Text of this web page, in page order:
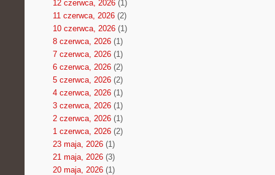
12 czerwca, 2026(1)
11 czerwca, 2026(2)
10 czerwca, 2026(1)
8 czerwca, 2026(1)
7 czerwca, 2026(1)
6 czerwca, 2026(2)
5 czerwca, 2026(2)
4 czerwca, 2026(1)
3 czerwca, 2026(1)
2 czerwca, 2026(1)
1 czerwca, 2026(2)
23 maja, 2026(1)
21 maja, 2026(3)
20 maja, 2026(1)